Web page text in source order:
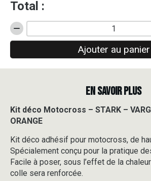
Total :
quantité
de
déco
Motocross
VARG
-
-
ORANGE
Ajouter au panier
EN SAVOIR PLUS
Kit déco Motocross – STARK –
ORANGE
Kit déco adhésif pour motocross, de
Spécialement conçu pour la pratique
Facile à poser, sous l’effet de la
colle sera renforcée.